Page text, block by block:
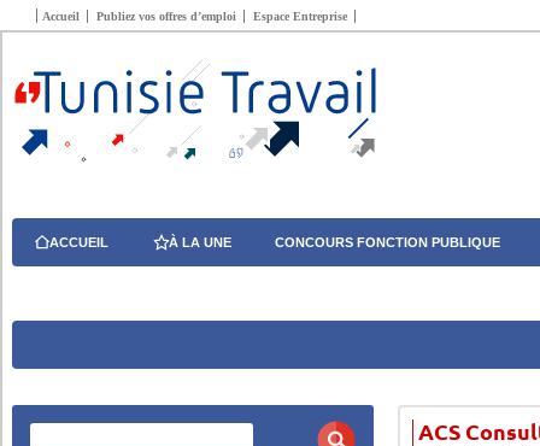
Accueil Publiez vos offres d’emploi Espace Entreprise
ACCUEIL À LA UNE CONCOURS FONCTION PUBLIQUE
ACS